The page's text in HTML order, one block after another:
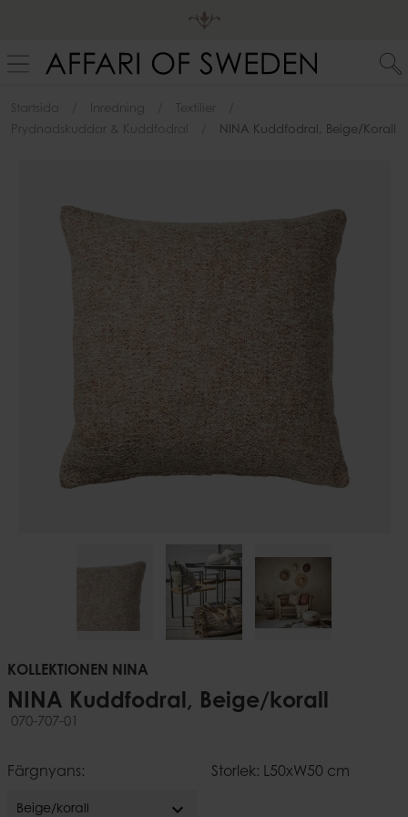
Startsida Inredning
Textilier
Prydnadskuddar & Kuddfodral
NINA Kuddfodral, Beige/korall
KOLLEKTIONEN NINA
NINA Kuddfodral, Beige/korall
070-707-01
Färgnyans:
Beige/korall expand_more
Storlek: L50xW50 cm